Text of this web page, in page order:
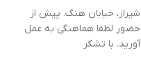
شیراز، خیابان هنگ. پیش از
حضور لطفا هماهنگی به عمل
آورید. با تشکر